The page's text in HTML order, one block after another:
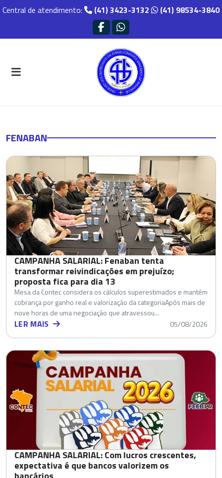
Central de atendimento: (41) 3423-3132 (41) 98534-3840
FENABAN
CAMPANHA SALARIAL: Fenaban tenta
transformar reivindicações em prejuízo;
proposta fica para dia 13
Mesa da Contec considera os cálculos superestimados e mantém
cobrança por ganho real e valorização da categoriaApós mais de
nove horas de uma negociação que atravessou...
LER MAIS 05/08/2026
CAMPANHA SALARIAL: Com lucros crescentes,
expectativa é que bancos valorizem os